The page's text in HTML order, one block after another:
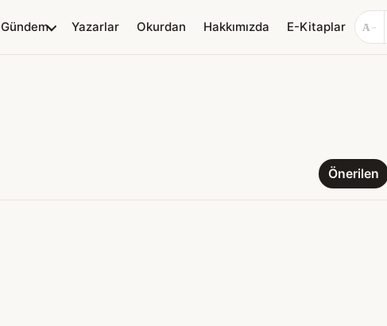
Gündem Yazarlar Okurdan Hakkımızda E-Kitaplar A −
Önerilen